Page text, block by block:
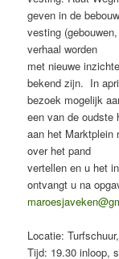
geven in de
vesting
verhaal worden
met nieuwe
bekend zijn. In
bezoek mogelijk
een van de oudste
aan het Marktplein
over het pand
vertellen en u het
ontvangt u na
Locatie:
Tijd: 19.30 inloop,